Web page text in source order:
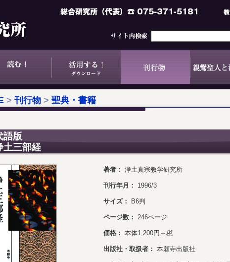
> 刊行物 > 聖典・書籍
語版
三部経
著者： 浄土真宗教学研究所
刊行年月： 1996/3
サイズ： B6判
ページ数： 246ページ
価格： 本体1,200円＋税
出版社・取扱者： 本願寺出版社